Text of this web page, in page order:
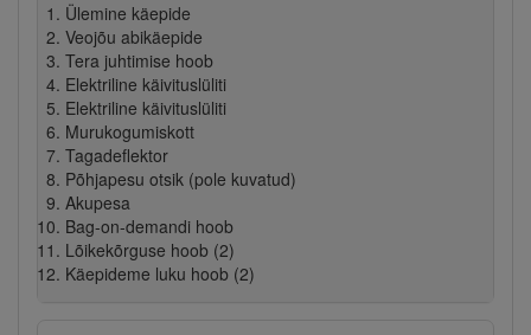
Ülemine käepide
Veojõu abikäepide
Tera juhtimise hoob
Elektriline käivituslüliti
Elektriline käivituslüliti
Murukogumiskott
Tagadeflektor
Põhjapesu otsik (pole kuvatud)
Akupesa
Bag-on-demandi hoob
Lõikekõrguse hoob (2)
Käepideme luku hoob (2)